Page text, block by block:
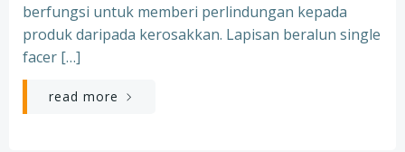
berfungsi untuk memberi perlindungan kepada
produk daripada kerosakkan. Lapisan beralun single
facer […]
read more